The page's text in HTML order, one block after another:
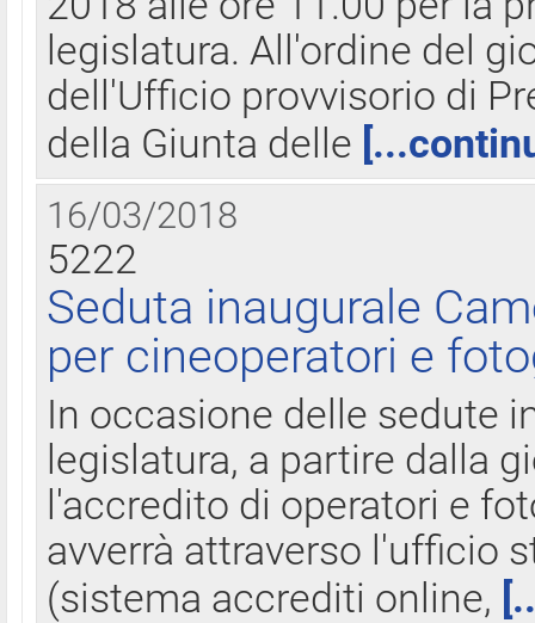
legislatura. All'ordine del
dell'Ufficio provvisorio di
della Giunta delle
16/03/2018
5222
Seduta inaugurale
per cineoperatori e
In occasione delle sedute
legislatura, a partire dalla
l'accredito di operatori e
avverrà attraverso l'ufficio
(sistema accrediti online,